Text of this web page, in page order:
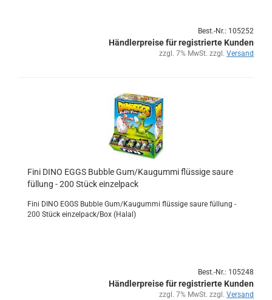
Best.-Nr.: 105252
Händlerpreise für registrierte Kunden
zzgl. 7% MwSt. zzgl. Versand
Fini DINO EGGS Bub­ble Gum/Kau­gum­mi flüs­si­ge saure
fül­lung - 200 Stück ein­zel­pack
Fini DINO EGGS Bub­ble Gum/Kau­gum­mi flüs­si­ge saure fül­lung -
200 Stück ein­zel­pack/Box (Halal)
Best.-Nr.: 105248
Händlerpreise für registrierte Kunden
zzgl. 7% MwSt. zzgl. Versand